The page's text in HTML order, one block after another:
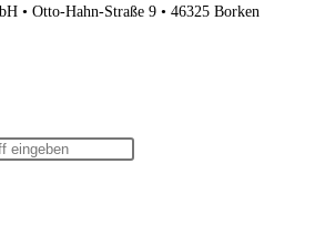
• Otto-Hahn-Straße 9 • 46325 Borken